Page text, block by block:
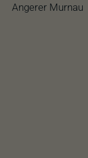
Angerer Murnau